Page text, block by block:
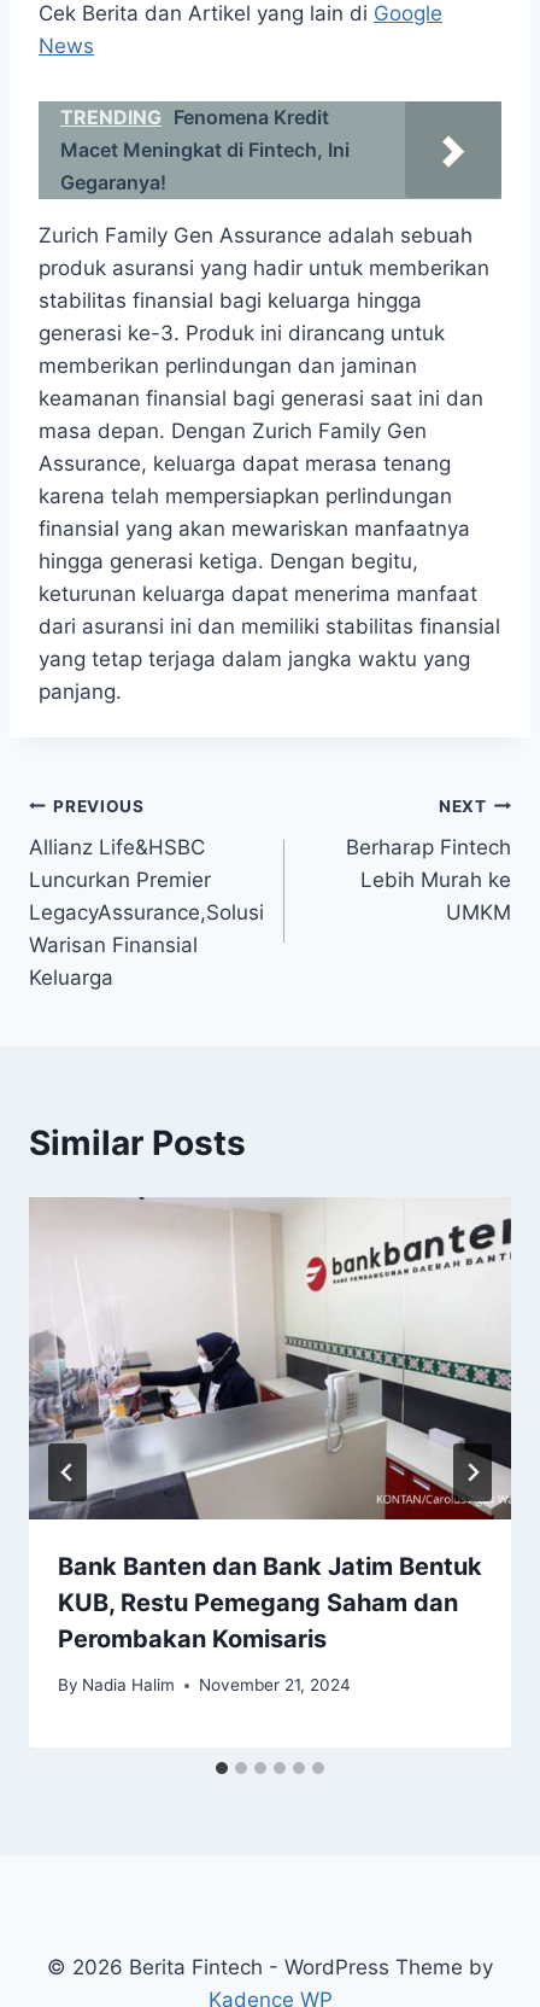
Cek Berita dan Artikel yang lain di Google
News
TRENDING Fenomena Kredit
Macet Meningkat di Fintech, Ini
Gegaranya!
Zurich Family Gen Assurance adalah sebuah
produk⁤ asuransi yang hadir untuk memberikan
stabilitas finansial bagi ‍keluarga hingga
generasi ke-3. ​Produk ini dirancang untuk
memberikan perlindungan dan jaminan
keamanan finansial bagi generasi ⁤saat ini ‍dan
masa depan. Dengan Zurich Family Gen
Assurance, keluarga dapat‍ merasa tenang
karena telah mempersiapkan perlindungan
finansial yang akan mewariskan manfaatnya⁣
hingga generasi⁤ ketiga. Dengan begitu,
keturunan keluarga ‍dapat menerima manfaat
dari asuransi ini dan memiliki stabilitas finansial
yang ​tetap terjaga dalam jangka​ waktu yang
panjang.
Post
navigation
PREVIOUS
Allianz Life&HSBC
Luncurkan Premier
LegacyAssurance,Solusi
Warisan Finansial
Keluarga
NEXT
Berharap Fintech
Lebih Murah ke
UMKM
Similar Posts
Bank Banten dan Bank Jatim Bentuk
KUB, Restu Pemegang Saham dan
Perombakan Komisaris
By Nadia Halim November 21, 2024
© 2026 Berita Fintech - WordPress Theme by
Kadence WP